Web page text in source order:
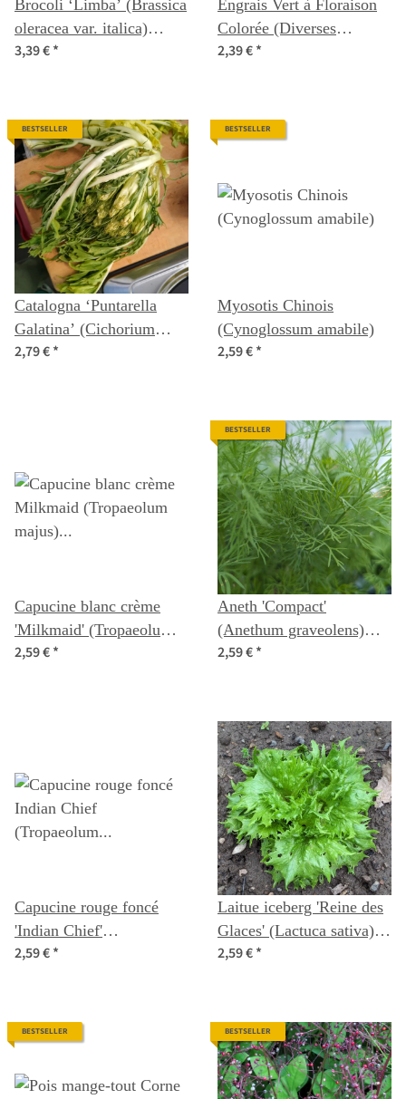
Brocoli ‘Limba’ (Brassica
oleracea var. italica)
semences biologiques
3,39 €*
Engrais Vert à Floraison
Colorée (Diverses
Espèces et Variétés)
2,39 €*
BESTSELLER
Catalogna ‘Puntarella
Galatina’ (Cichorium
intybus var. foliosum)
2,79 €*
BESTSELLER
Myosotis Chinois
(Cynoglossum amabile)
2,59 €*
Capucine blanc crème
'Milkmaid' (Tropaeolum
majus) graines
2,59 €*
BESTSELLER
Aneth 'Compact'
(Anethum graveolens)
graines
2,59 €*
Capucine rouge foncé
'Indian Chief'
(Tropaeolum majus)
2,59 €*
Laitue iceberg 'Reine des
Glaces' (Lactuca sativa)
graines
2,59 €*
BESTSELLER BESTSELLER